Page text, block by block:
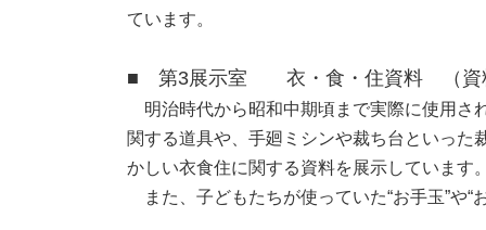
ています。
■ 第3展示室 衣・食・住資料 （資
明治時代から昭和中期頃まで実際に使用さ
関する道具や、手廻ミシンや裁ち台といった
かしい衣食住に関する資料を展示しています
また、子どもたちが使っていた“お手玉”や“